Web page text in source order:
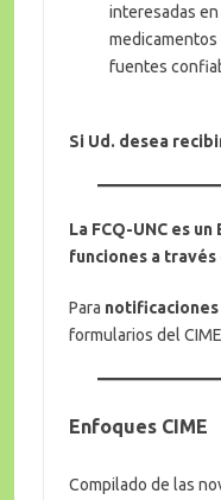
interesadas
fuentes
Si Ud. desea
La FCQ-UNC es
funciones a través
Para notificaciones
formularios del
Enfoques CIME
Compilado de las